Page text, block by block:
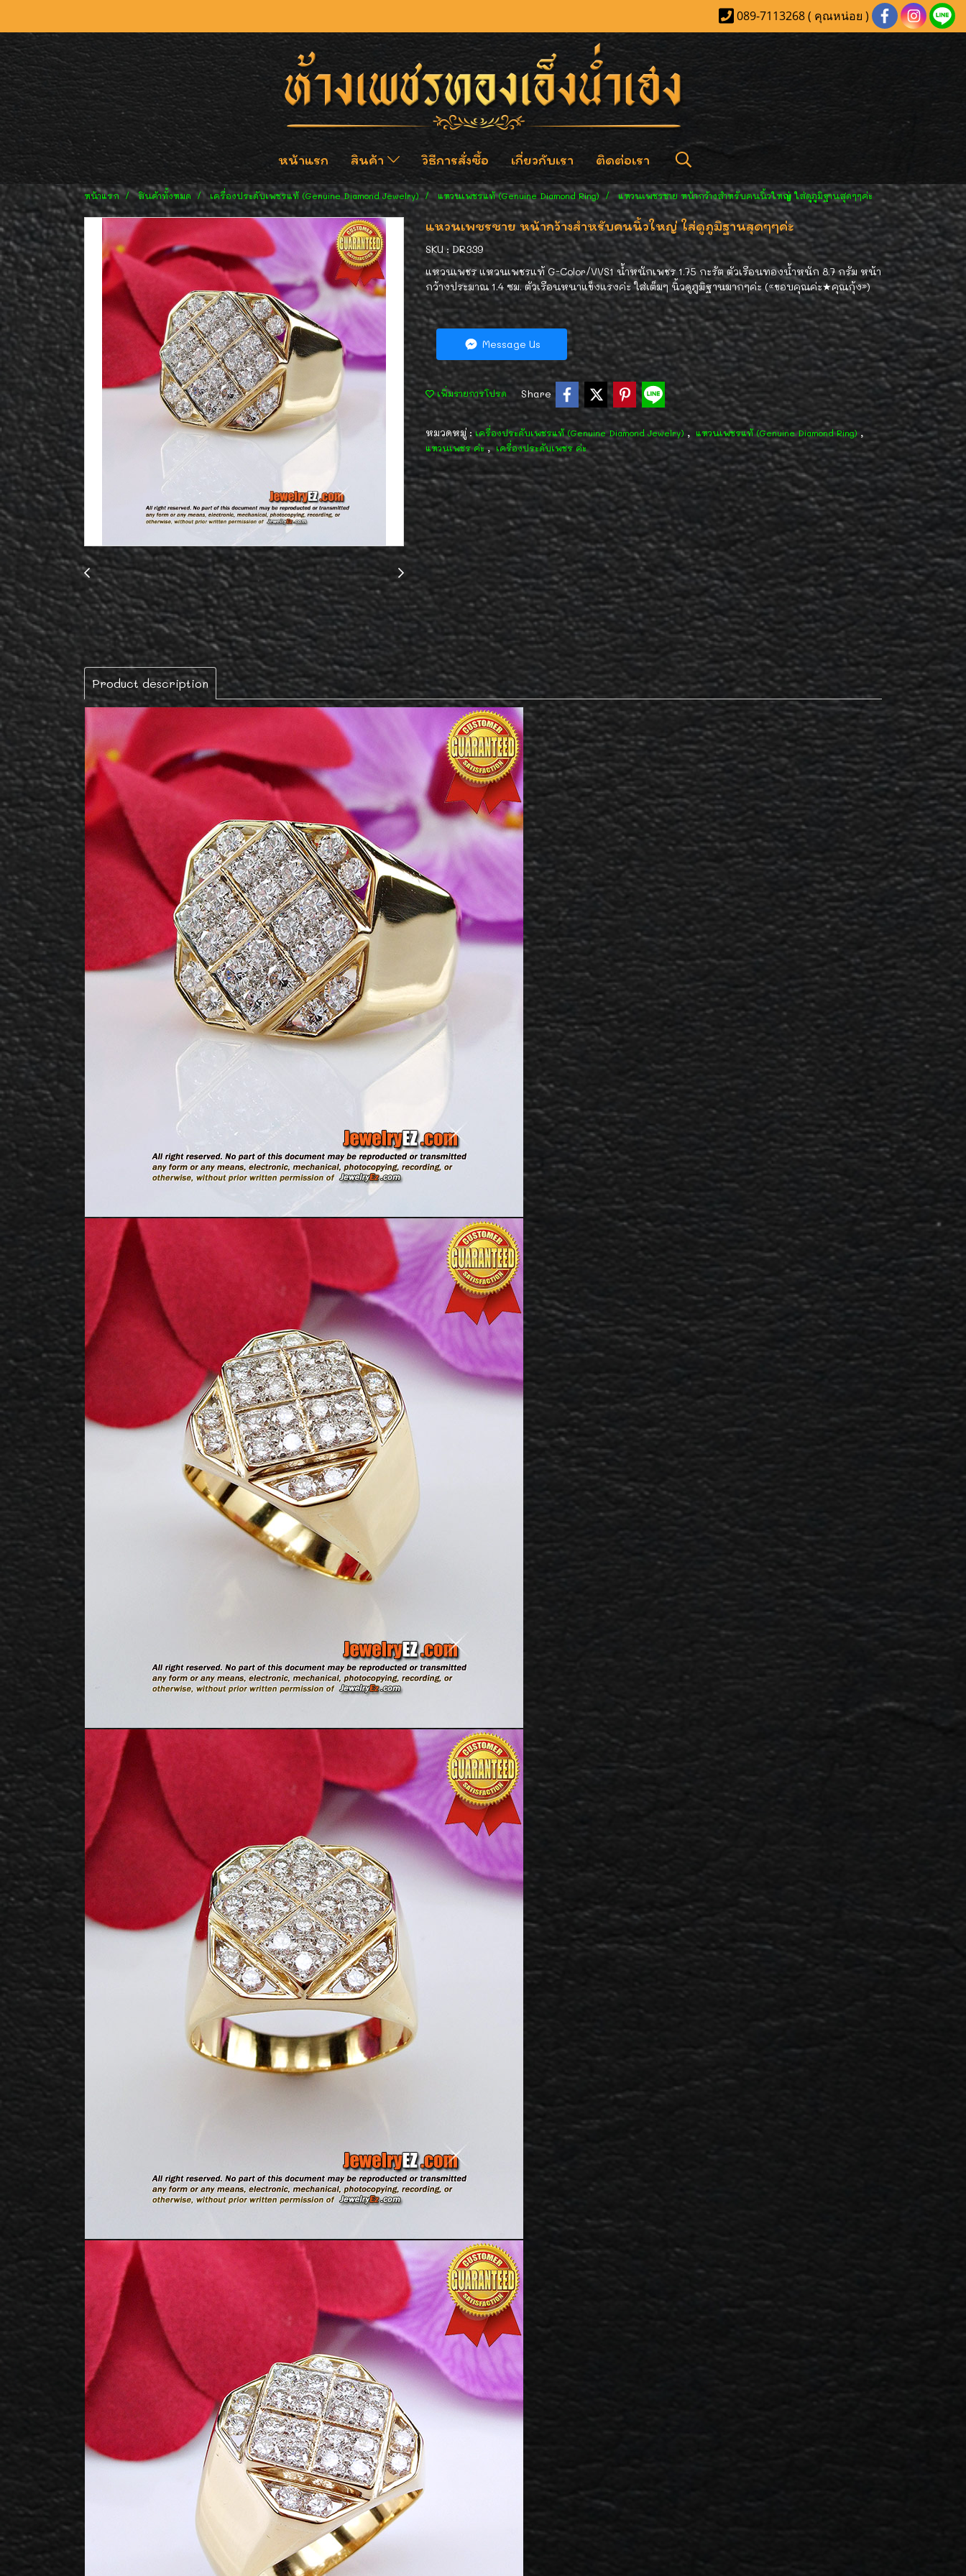
089-7113268 ( คุณหน่อย )
หน้าแรก สินค้า วิธีการสั่งซื้อ เกี่ยวกับเรา ติดต่อเรา
หน้าแรก สินค้าทั้งหมด เครื่องประดับเพชรแท้ (Genuine Diamond Jewelry) แหวนเพชรแท้ (Genuine Diamond Ring) แหวนเพชรชาย หน้ากว้างสำหรับคนนิ้วใหญ่ ใส่ดูภูมิฐานสุดๆๆค่ะ
แหวนเพชรชาย หน้ากว้างสำหรับคนนิ้วใหญ่ ใส่ดูภูมิฐานสุดๆๆค่ะ
SKU : DR339
แหวนเพชร แหวนเพชรแท้ G-Color/VVS1 น้ำหนักเพชร 1.75 กะรัต ตัวเรือนทองน้ำหนัก 8.7 กรัม หน้า
กว้างประมาณ 1.4 ซม. ตัวเรือนหนาแข็งแรงค่ะ ใส่เต็มๆ นิ้วดูภูมิฐานมากๆค่ะ («ขอบคุณค่ะ★คุณกุ้ง»)
Message Us
เพิ่มรายการโปรด Share
หมวดหมู่ : เครื่องประดับเพชรแท้ (Genuine Diamond Jewelry) , แหวนเพชรแท้ (Genuine Diamond Ring),
แหวนเพชร ค่ะ, เครื่องประดับเพชร ค่ะ
Product description